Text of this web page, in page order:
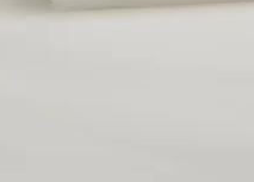
Aynalı Söz Nişan ve